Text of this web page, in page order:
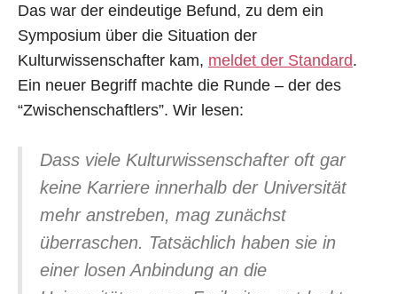
Das war der eindeutige Befund, zu dem ein
Symposium über die Situation der
Kulturwissenschafter kam, meldet der Standard.
Ein neuer Begriff machte die Runde – der des
“Zwischenschaftlers”. Wir lesen:
Dass viele Kulturwissenschafter oft gar
keine Karriere innerhalb der Universität
mehr anstreben, mag zunächst
überraschen. Tatsächlich haben sie in
einer losen Anbindung an die